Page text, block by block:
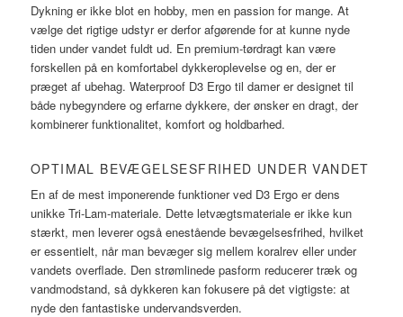
Dykning er ikke blot en hobby, men en passion for mange. At
vælge det rigtige udstyr er derfor afgørende for at kunne nyde
tiden under vandet fuldt ud. En premium-tørdragt kan være
forskellen på en komfortabel dykkeroplevelse og en, der er
præget af ubehag. Waterproof D3 Ergo til damer er designet til
både nybegyndere og erfarne dykkere, der ønsker en dragt, der
kombinerer funktionalitet, komfort og holdbarhed.
OPTIMAL BEVÆGELSESFRIHED UNDER VANDET
En af de mest imponerende funktioner ved D3 Ergo er dens
unikke Tri-Lam-materiale. Dette letvægtsmateriale er ikke kun
stærkt, men leverer også enestående bevægelsesfrihed, hvilket
er essentielt, når man bevæger sig mellem koralrev eller under
vandets overflade. Den strømlinede pasform reducerer træk og
vandmodstand, så dykkeren kan fokusere på det vigtigste: at
nyde den fantastiske undervandsverden.